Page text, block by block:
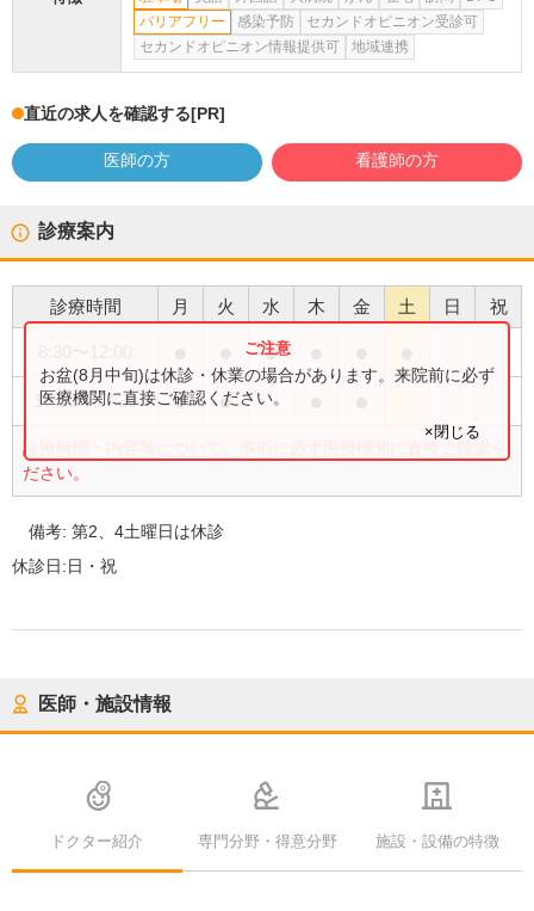
バリアフリー
感染予防
セカンドオピニオン受診可
セカンドオピニオン情報提供可
地域連携
直近の求人を確認する[PR]
医師の方 看護師の方
診療案内
診療時間 月 火 水 木 金 土 日 祝
●
15:00〜17:30 ● ●
診療時間・内容等について、事前に必ず医療機関に直接ご確認く
ださい。
お盆(8月中旬)は休診・休業の場合があります。来院前に必ず
医療機関に直接ご確認ください。
×閉じる
備考:第2、4土曜日は休診
休診日:日・祝
医師・施設情報
ドクター紹介 専門分野・得意分野 施設・設備の特徴